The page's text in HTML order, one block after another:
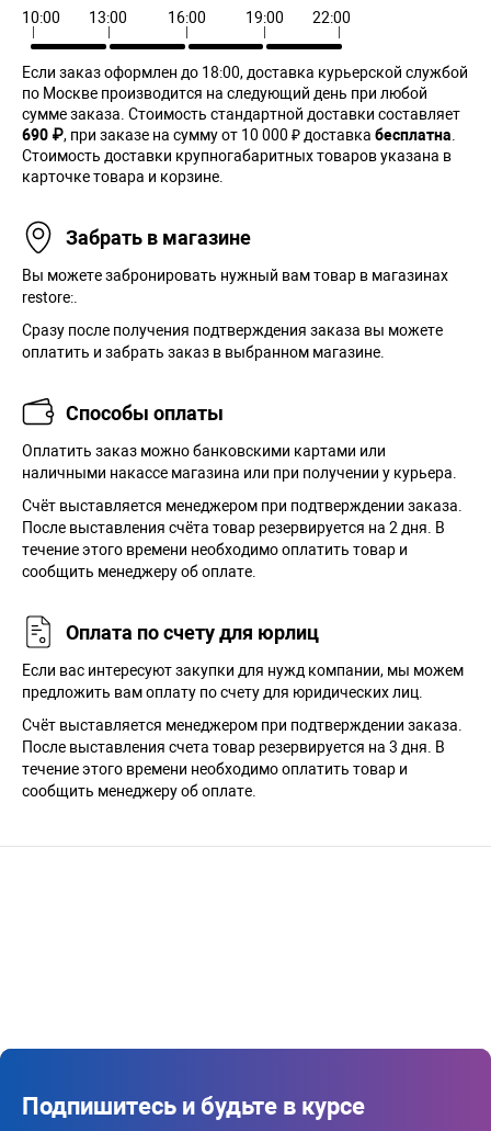
10:00
13:00 16:00 19:00 22:00
Если заказ оформлен до 18:00, доставка курьерской службой
по Москве производится на следующий день при любой
сумме заказа. Cтоимость стандартной доставки составляет
690 ₽, при заказе на сумму от 10 000 ₽ доставка бесплатна.
Стоимость доставки крупногабаритных товаров указана в
карточке товара и корзине.
Забрать в магазине
Вы можете забронировать нужный вам товар в магазинах
restore:.
Сразу после получения подтверждения заказа вы можете
оплатить и забрать заказ в выбранном магазине.
Способы оплаты
Оплатить заказ можно банковскими картами или
наличными накассе магазина или при получении у курьера.
Cчёт выставляется менеджером при подтверждении заказа.
После выставления счёта товар резервируется на 2 дня. В
течение этого времени необходимо оплатить товар и
сообщить менеджеру об оплате.
Оплата по счету для юрлиц
Если вас интересуют закупки для нужд компании, мы можем
предложить вам оплату по счету для юридических лиц.
Счёт выставляется менеджером при подтверждении заказа.
После выставления счета товар резервируется на 3 дня. В
течение этого времени необходимо оплатить товар и
сообщить менеджеру об оплате.
Подпишитесь и будьте в курсе